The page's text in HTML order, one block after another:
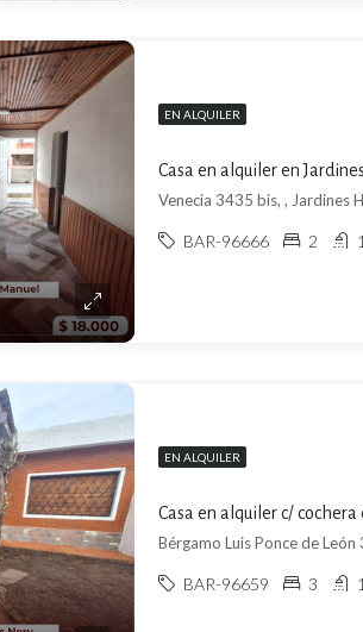
EN ALQUILER
Casa en alquiler en
Venecia 3435 bis, , Jardines
BAR-96666 2 1
EN ALQUILER
Casa en alquiler c/
Bérgamo Luis Ponce de
BAR-96659 3 1